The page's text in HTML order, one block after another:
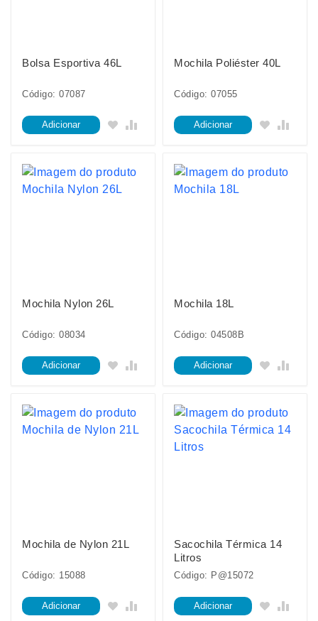
Bolsa Esportiva 46L
Código: 07087
Adicionar
Mochila Poliéster 40L
Código: 07055
Adicionar
Mochila Nylon 26L
Código: 08034
Adicionar
Mochila 18L
Código: 04508B
Adicionar
Mochila de Nylon 21L
Código: 15088
Adicionar
Sacochila Térmica 14
Litros
Código: P@15072
Adicionar